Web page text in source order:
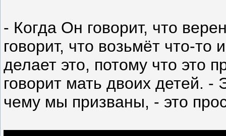
- Когда Он говорит, что
говорит, что возьмёт что-то
делает это, потому что это
говорит мать двоих детей. -
чему мы призваны, - это